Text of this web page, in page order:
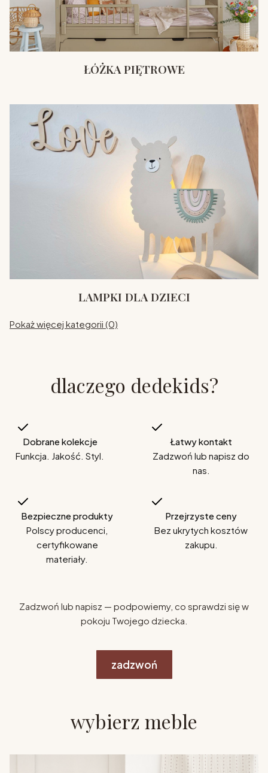
ŁÓŻKA PIĘTROWE
LAMPKI DLA DZIECI
Pokaż więcej kategorii (0)
dlaczego dedekids?
Dobrane kolekcje
Funkcja. Jakość. Styl.
Łatwy kontakt
Zadzwoń lub napisz do
nas.
Bezpieczne produkty
Polscy producenci,
certyfikowane
materiały.
Przejrzyste ceny
Bez ukrytych kosztów
zakupu.
Zadzwoń lub napisz — podpowiemy, co sprawdzi się w
pokoju Twojego dziecka.
zadzwoń
wybierz meble